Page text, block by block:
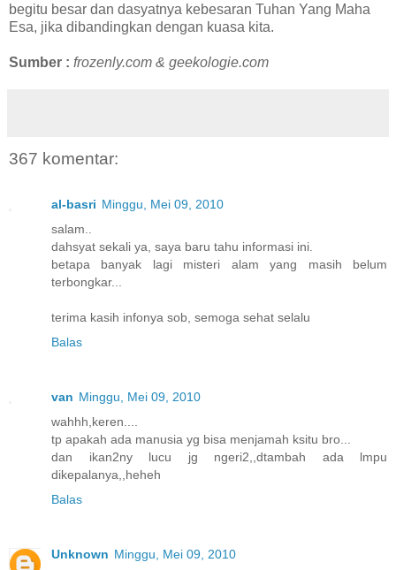
begitu besar dan dasyatnya kebesaran Tuhan Yang Maha
Esa, jika dibandingkan dengan kuasa kita.
Sumber : frozenly.com & geekologie.com
367 komentar:
al-basri Minggu, Mei 09, 2010
salam..
dahsyat sekali ya, saya baru tahu informasi ini.
betapa banyak lagi misteri alam yang masih belum
terbongkar...
terima kasih infonya sob, semoga sehat selalu
Balas
van Minggu, Mei 09, 2010
wahhh,keren....
tp apakah ada manusia yg bisa menjamah ksitu bro...
dan ikan2ny lucu jg ngeri2,,dtambah ada lmpu
dikepalanya,,heheh
Balas
Unknown Minggu, Mei 09, 2010